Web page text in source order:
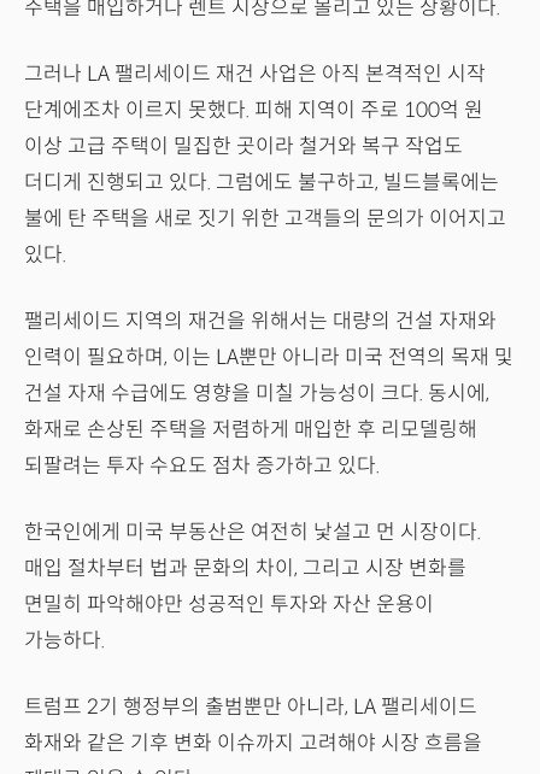
주택을 매입하거나 렌트 시장으로 몰리고 있는 상황이다.
그러나 LA 팰리세이드 재건 사업은 아직 본격적인 시작
단계에조차 이르지 못했다. 피해 지역이 주로 100억 원
이상 고급 주택이 밀집한 곳이라 철거와 복구 작업도
더디게 진행되고 있다. 그럼에도 불구하고, 빌드블록에는
불에 탄 주택을 새로 짓기 위한 고객들의 문의가 이어지고
있다.
팰리세이드 지역의 재건을 위해서는 대량의 건설 자재와
인력이 필요하며, 이는 LA뿐만 아니라 미국 전역의 목재 및
건설 자재 수급에도 영향을 미칠 가능성이 크다. 동시에,
화재로 손상된 주택을 저렴하게 매입한 후 리모델링해
되팔려는 투자 수요도 점차 증가하고 있다.
한국인에게 미국 부동산은 여전히 낯설고 먼 시장이다.
매입 절차부터 법과 문화의 차이, 그리고 시장 변화를
면밀히 파악해야만 성공적인 투자와 자산 운용이
가능하다.
트럼프 2기 행정부의 출범뿐만 아니라, LA 팰리세이드
화재와 같은 기후 변화 이슈까지 고려해야 시장 흐름을